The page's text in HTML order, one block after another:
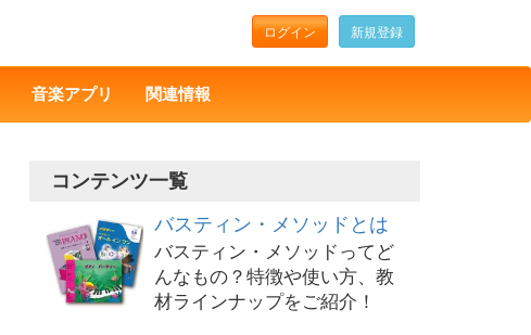
ログイン 新規登録
音楽アプリ 関連情報
コンテンツ一覧
バスティン・メソッドとは
バスティン・メソッドってど
んなもの？特徴や使い方、教
材ラインナップをご紹介！